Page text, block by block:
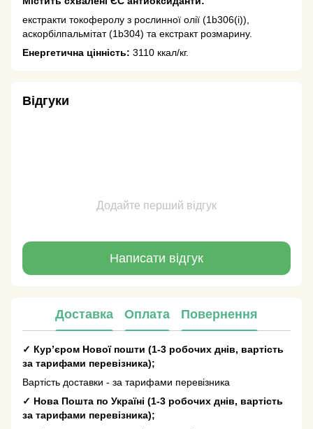
екстракти токоферолу з рослинної олії (1b306(i)),
аскорбілпальмітат (1b304) та екстракт розмарину.
Енергетична цінність: 3110 ккал/кг.
Відгуки
Додайте перший відгук
Написати відгук
Доставка Оплата Повернення
✓ Кур’єром Нової пошти (1-3 робочих днів, вартість
за тарифами перевізника);
Вартість доставки - за тарифами перевізника
✓ Нова Пошта по Україні (1-3 робочих днів, вартість
за тарифами перевізника);